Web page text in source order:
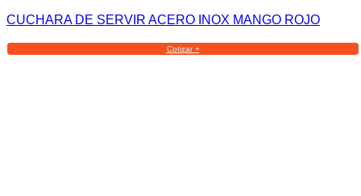
CUCHARA DE SERVIR ACERO INOX MANGO ROJO
Cotizar +